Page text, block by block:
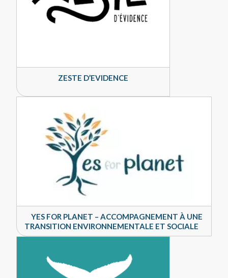
ZESTE D’EVIDENCE
YES FOR PLANET – ACCOMPAGNEMENT À UNE
TRANSITION ENVIRONNEMENTALE ET SOCIALE